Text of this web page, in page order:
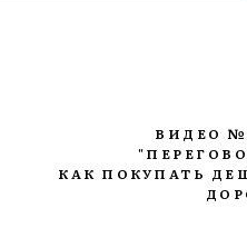
ВИДЕО
КАК ПОКУПАТЬ